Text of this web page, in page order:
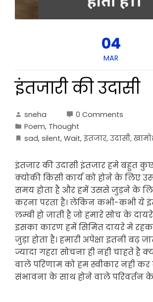
04
MAR
इंतजारी की उदासी
sneha
0 Comments
Poem, Thought
sad, silent, Wait, इंतजार, उदासी,
इंतजार की उदासी इंतजार हमे बहुत
क्योकी किसी कार्य को होने के लिए
समय होता है और हमें उससे जुड़ने के
करना परता है। लेकिन कभी-कभी ये
लम्बी हो जाती है जो हमारे सोच के
इसका कारण हमें सिमित दायरे मे
जुड़ा होता है। हमारी अपेक्षा इतनी बढ़
ज्यादा गहरा सोचना ही नही चाहते है
वाले परिणाम को हम स्वीकार नही
संभावना के साथ होने वाले परिवर्तन